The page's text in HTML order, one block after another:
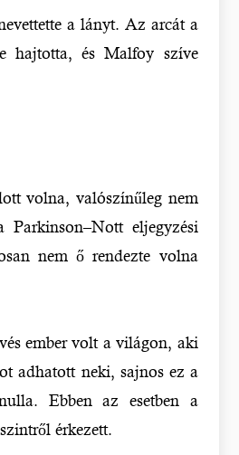
a lányt. Az arcát a
hajtotta, és Malfoy szíve
volna, valószínűleg nem
eljegyzési
nem ő rendezte volna
ember volt a világon, aki
adhatott neki, sajnos ez a
Ebben az esetben a
érkezett.